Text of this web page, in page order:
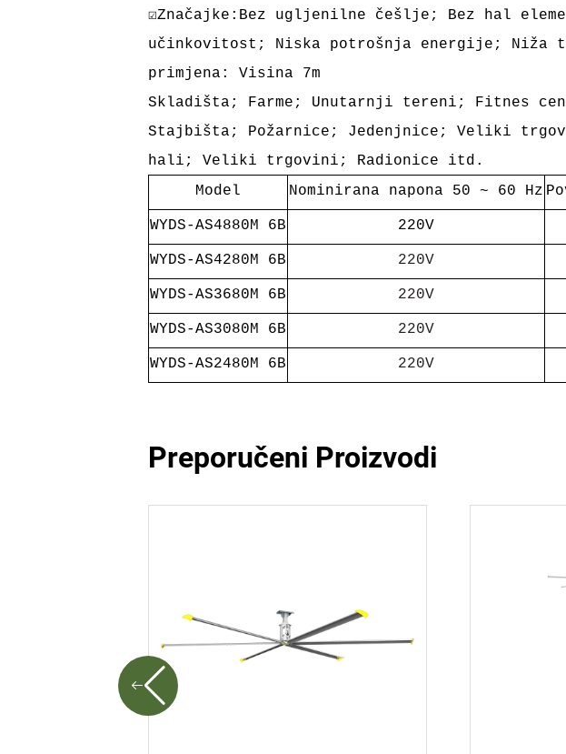
☑Značajke:Bez ugljenilne češlje; Bez hal
učinkovitost; Niska potrošnja energije; Niža
primjena: Visina 7m
Skladišta; Farme; Unutarnji tereni; Fitnes
Stajbišta; Požarnice; Jedenjnice; Veliki
hali; Veliki trgovini; Radionice itd.
Model
Nominirana napona 50 ~ 60 Hz
WYDS-AS4880M 6B 220V
WYDS-AS4280M 6B 220V
WYDS-AS3680M 6B 220V
WYDS-AS3080M 6B 220V
WYDS-AS2480M 6B 220V
Preporučeni Proizvodi